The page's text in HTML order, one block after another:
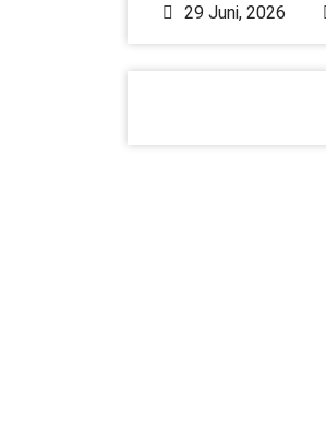
29 Juni, 2026